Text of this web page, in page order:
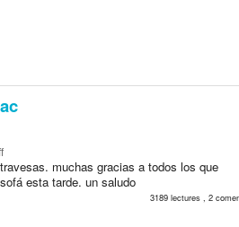
muchas gracias a todos los que
esta tarde. un saludo
3189 lectures , 2